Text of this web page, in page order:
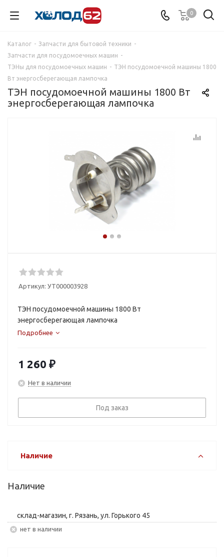
0
Каталог - Запчасти для бытовой техники -
Запчасти для посудомоечных машин -
ТЭНы для посудомоечных машин - ТЭН посудомоечной машины 1800
Вт энергосберегающая лампочка
ТЭН посудомоечной машины 1800 Вт
энергосберегающая лампочка
Артикул: УТ000003928
ТЭН посудомоечной машины 1800 Вт
энергосберегающая лампочка
Подробнее
1 260 ₽
Нет в наличии
Под заказ
Наличие
Наличие
склад-магазин, г. Рязань, ул. Горького 45
Нет в наличии